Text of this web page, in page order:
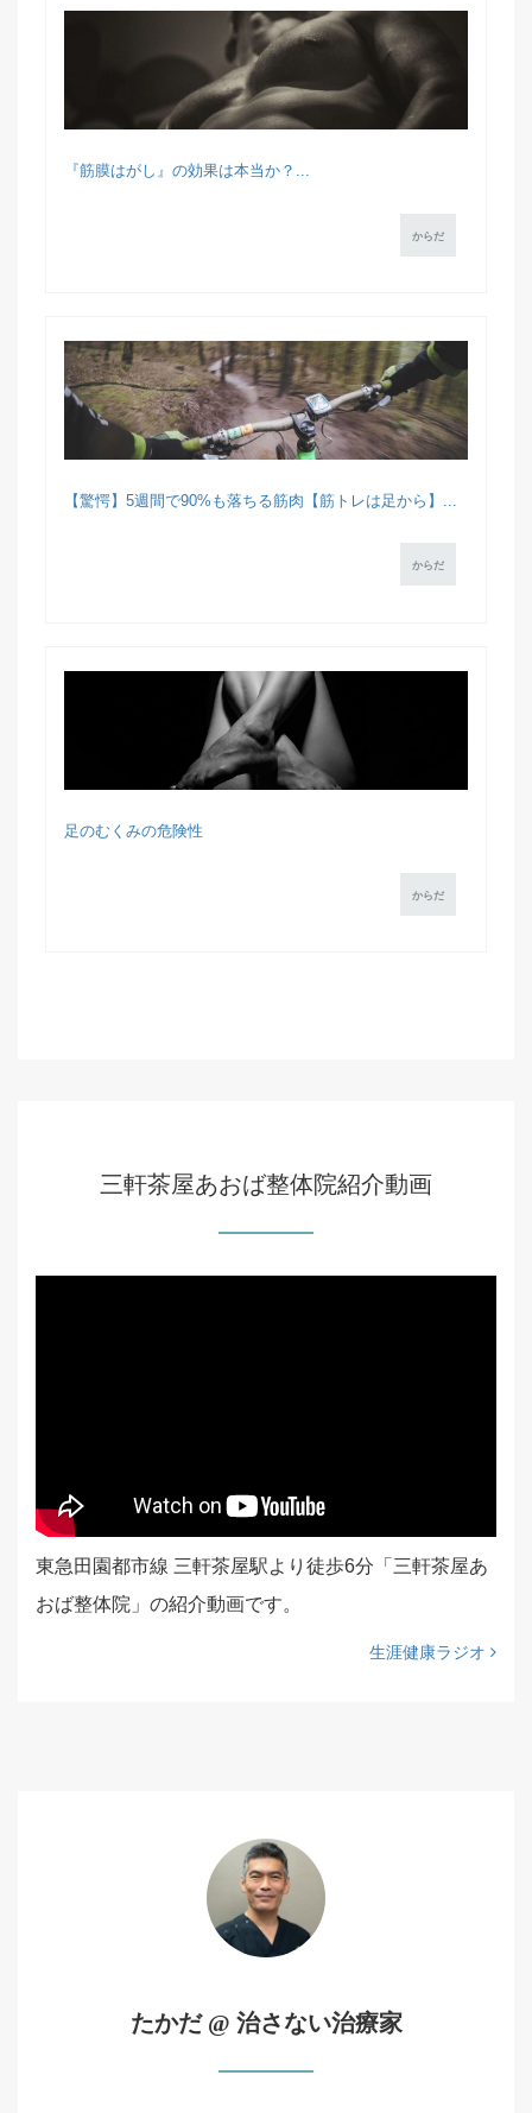
『筋膜はがし』の効果は本当か？...
からだ
【驚愕】5週間で90%も落ちる筋肉【筋トレは足から】...
からだ
足のむくみの危険性
からだ
三軒茶屋あおば整体院紹介動画
東急田園都市線 三軒茶屋駅より徒歩6分「三軒茶屋あ
おば整体院」の紹介動画です。
生涯健康ラジオ
たかだ @ 治さない治療家